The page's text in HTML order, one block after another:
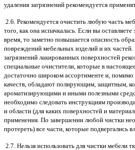
удаления загрязнений рекомендуется
2.6. Рекомендуется очистить любую часть
того, как она испачкалась. Если вы оставляете
время, то заметно повышается опасность
повреждений мебельных изделий и их частей.
загрязнений лакированных поверхностей
специальные очистители, которые в
достаточно широком ассортименте и,
качеств, обладают полирующим, защитным,
ароматизирующими и иными полезными
необходимо следовать инструкциям
и области (для каких поверхностей и
применения. По завершении любой чистки
протереть) все части, которые подвергались
2.7. Нельзя использовать для чистки мебели